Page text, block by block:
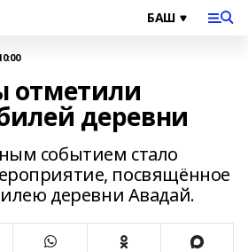
отметили
деревни
событием стало
посвящённое
деревни Авадай.